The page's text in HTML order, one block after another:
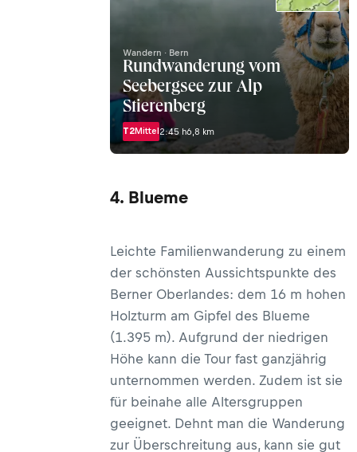
Wandern · Bern
Rundwanderung vom
Seebergsee zur Alp
Stierenberg
T2Mittel2:45 h6,8 km
4. Blueme
Leichte Familienwanderung zu einem
der schönsten Aussichtspunkte des
Berner Oberlandes: dem 16 m hohen
Holzturm am Gipfel des Blueme
(1.395 m). Aufgrund der niedrigen
Höhe kann die Tour fast ganzjährig
unternommen werden. Zudem ist sie
für beinahe alle Altersgruppen
geeignet. Dehnt man die Wanderung
zur Überschreitung aus, kann sie gut